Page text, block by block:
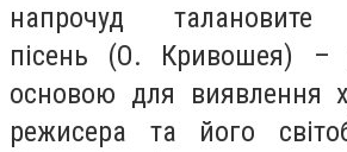
напрочуд талановите
пісень (О. Кривошея) –
основою для виявлення
режисера та його